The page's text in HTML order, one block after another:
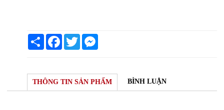
Share Facebook
Twitter
THÔNG TIN SẢN PHẨM BÌNH LUẬN